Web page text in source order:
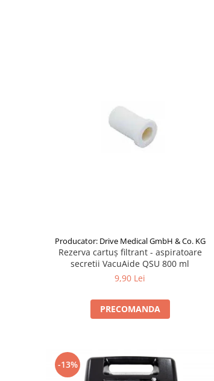
Producator: Drive Medical GmbH & Co. KG
Rezerva cartuș filtrant - aspiratoare
secretii VacuAide QSU 800 ml
9,90 Lei
PRECOMANDA
-13%